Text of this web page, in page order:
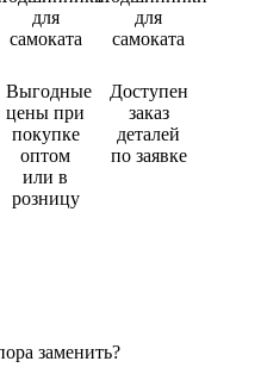
Выгодные
цены при
покупке
оптом
или в
розницу
Доступен
заказ
деталей
по заявке
заменить?